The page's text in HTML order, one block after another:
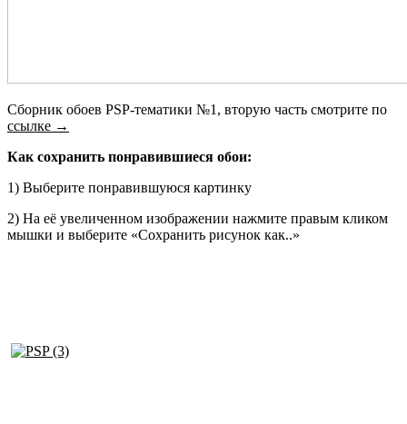
Сборник обоев PSP-тематики №1, вторую часть смотрите по
ссылке →
Как сохранить понравившиеся обои:
1) Выберите понравившуюся картинку
2) На её увеличенном изображении нажмите правым кликом
мышки и выберите «Сохранить рисунок как..»